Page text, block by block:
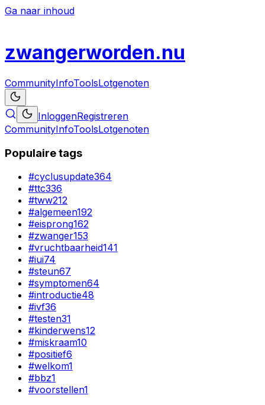
Ga naar inhoud
zwangerworden.nu
CommunityInfoToolsLotgenoten
InloggenRegistreren
CommunityInfoToolsLotgenoten
Populaire tags
#cyclusupdate364
#ttc336
#tww212
#algemeen192
#eisprong162
#zwanger153
#vruchtbaarheid141
#iui74
#steun67
#symptomen64
#introductie48
#ivf36
#testen31
#kinderwens12
#miskraam10
#positief6
#welkom1
#bbz1
#voorstellen1